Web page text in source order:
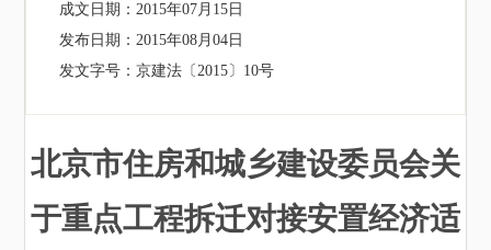
成文日期：2015年07月15日
发布日期：2015年08月04日
发文字号：京建法〔2015〕10号
北京市住房和城乡建设委员会关
于重点工程拆迁对接安置经济适